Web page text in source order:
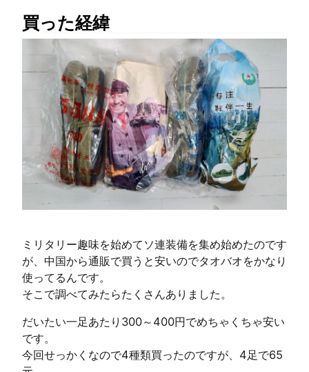
買った経緯
ミリタリー趣味を始めてソ連装備を集め始めたのです
が、中国から通販で買うと安いのでタオバオをかなり
使ってるんです。
そこで調べてみたらたくさんありました。
だいたい一足あたり300～400円でめちゃくちゃ安い
です。
今回せっかくなので4種類買ったのですが、4足で65